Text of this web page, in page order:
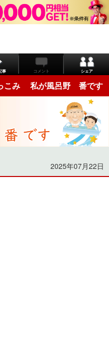
事 コメント シェア
こみ 私が風呂野 番です
2025年07月22日